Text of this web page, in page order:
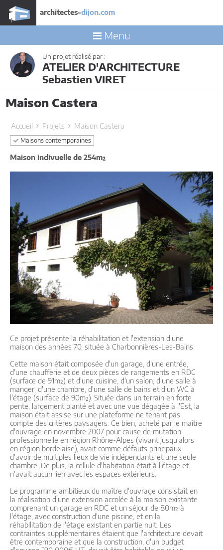
architectes-dijon.com
Menu
Un projet réalisé par :
ATELIER D'ARCHITECTURE
Sebastien VIRET
Maison Castera
Accueil Projets Maison Castera
Maisons contemporaines
Maison indivuelle de 254m²
Ce projet présente la réhabilitation et l'extension d'une
maison des années 70, située à Charbonnières-Les-Bains.
Cette maison était composée d'un garage, d'une entrée,
d'une chaufferie et de deux pièces de rangements en RDC
(surface de 91m²) et d'une cuisine, d'un salon, d'une salle à
manger, d'une chambre, d'une salle de bains et d'un WC à
l'étage (surface de 90m²). Située dans un terrain en forte
pente, largement planté et avec une vue dégagée à l'Est, la
maison était assise sur une plateforme ne tenant pas
compte des critères paysagers. Ce bien, acheté par le maître
d'ouvrage en novembre 2007 pour cause de mutation
professionnelle en région Rhône-Alpes (vivant jusqu'alors
en région bordelaise), avait comme défauts principaux
d'avoir de multiples lieux de vie indépendants et une seule
chambre. De plus, la cellule d'habitation était à l'étage et
n'avait aucun lien avec les espaces extérieurs.
Le programme ambitieux du maître d'ouvrage consistait en
la réalisation d'une extension accolée à la maison existante
comprenant un garage en RDC et un séjour de 80m² à
l'étage, avec construction d'une piscine, et en la
réhabilitation de l'étage existant en partie nuit. Les
contraintes supplémentaires étaient que l'architecture devait
être contemporaine et que la construction, d'un budget